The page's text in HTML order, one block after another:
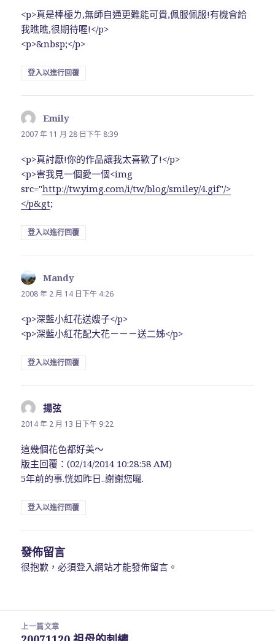
<p>真是棒極ㄌ,無師自通更難能可貴,佩服佩服!有機會給
我瞧瞧,很期待喔!</p>
<p>&nbsp;</p>
登入以進行回覆
Emily
示:
2007 年 11 月 28 日下午 8:39
<p>真討厭!你的作品讓我太喜歡了!</p>
<p>害我見一個愛一個<img
src="http://tw.yimg.com/i/tw/blog/smiley/4.gif"/>
</p&gt;
登入以進行回覆
Mandy
示:
2008 年 2 月 14 日下午 4:26
<p>深藍小紅花送嫂子</p>
<p>深藍小紅花配大花－－－送二姊</p>
登入以進行回覆
揚弦
示:
2014 年 2 月 13 日下午 9:22
這幾個花色都好美～
版主回覆：(02/14/2014 10:28:58 AM)
5年前的事.恍如昨日..謝謝您囉.
登入以進行回覆
發佈留言
很抱歉，必須登入網站才能發佈留言。
上一篇文章